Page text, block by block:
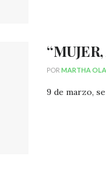
POR MARTHA
9 de marzo,